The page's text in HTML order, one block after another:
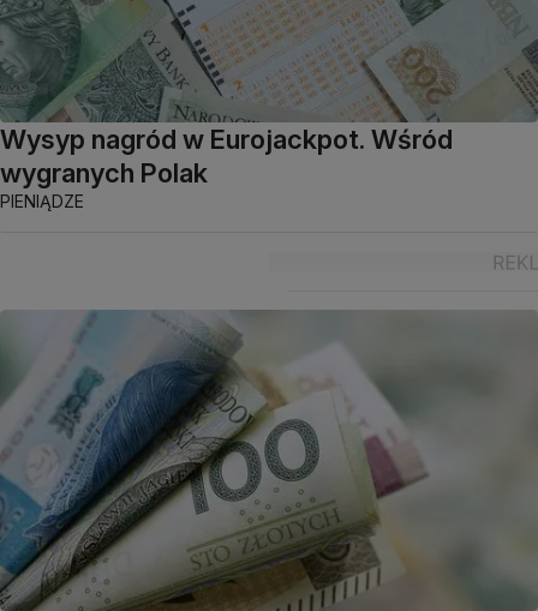
Wysyp nagród w Eurojackpot. Wśród
wygranych Polak
PIENIĄDZE